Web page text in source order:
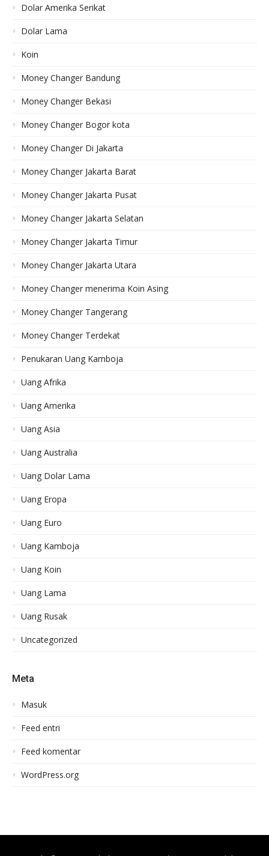
Dolar Amerika Serikat
Dolar Lama
Koin
Money Changer Bandung
Money Changer Bekasi
Money Changer Bogor kota
Money Changer Di Jakarta
Money Changer Jakarta Barat
Money Changer Jakarta Pusat
Money Changer Jakarta Selatan
Money Changer Jakarta Timur
Money Changer Jakarta Utara
Money Changer menerima Koin Asing
Money Changer Tangerang
Money Changer Terdekat
Penukaran Uang Kamboja
Uang Afrika
Uang Amerika
Uang Asia
Uang Australia
Uang Dolar Lama
Uang Eropa
Uang Euro
Uang Kamboja
Uang Koin
Uang Lama
Uang Rusak
Uncategorized
Meta
Masuk
Feed entri
Feed komentar
WordPress.org